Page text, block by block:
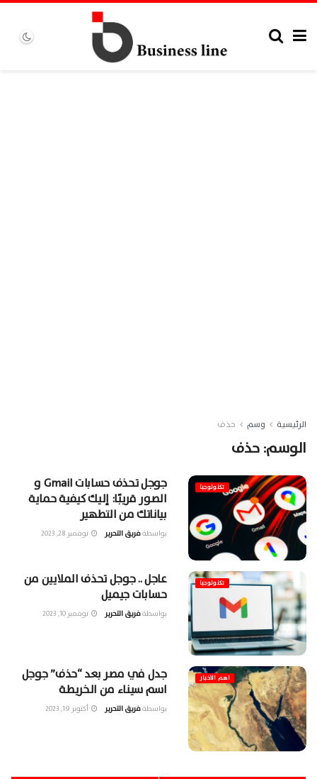
الرئيسية وسم حذف
الوسم:حذف
تكنولوجيا
جوجل تحذف حسابات Gmail و
الصور قريبًا: إليك كيفية حماية
بياناتك من التطهير
بواسطةفريق التحرير نوفمبر 28, 2023
تكنولوجيا
عاجل .. جوجل تحذف الملايين من
حسابات جيميل
بواسطةفريق التحرير نوفمبر 10, 2023
اهم الاخبار
جدل في مصر بعد “حذف” جوجل
اسم سيناء من الخريطة
بواسطةفريق التحرير أكتوبر 19, 2023